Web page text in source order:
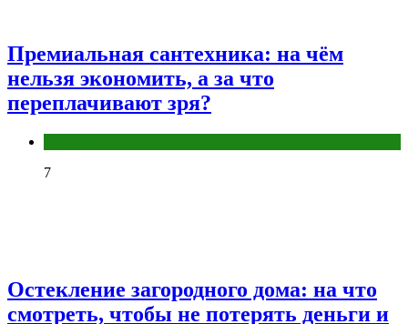
Премиальная сантехника: на чём
нельзя экономить, а за что
переплачивают зря?
7
Остекление загородного дома: на что
смотреть, чтобы не потерять деньги и